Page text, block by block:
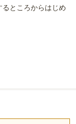
ところからはじめ